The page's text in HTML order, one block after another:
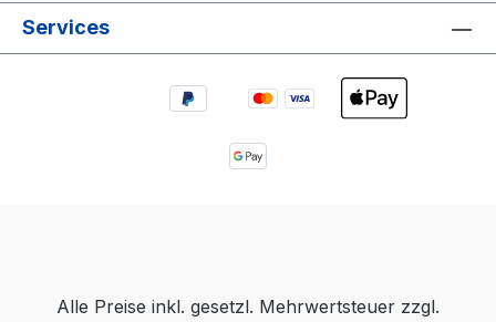
Services
Alle Preise inkl. gesetzl. Mehrwertsteuer zzgl.